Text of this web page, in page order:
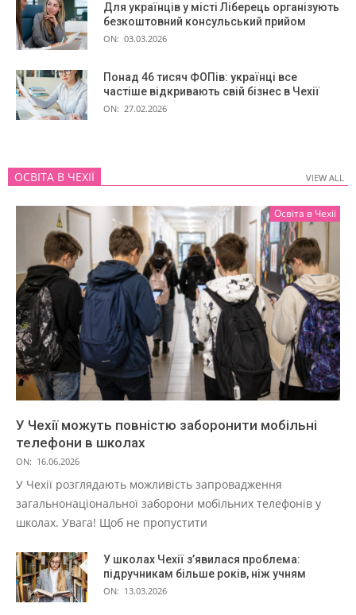
Для українців у місті Ліберець організують
безкоштовний консульський прийом
ON: 03.03.2026
Понад 46 тисяч ФОПів: українці все
частіше відкривають свій бізнес в Чехії
ON: 27.02.2026
ОСВІТА В ЧЕХІЇ VIEW ALL
Освіта в Чехії
У Чехії можуть повністю заборонити мобільні
телефони в школах
ON: 16.06.2026
У Чехії розглядають можливість запровадження
загальнонаціональної заборони мобільних телефонів у
школах. Увага! Щоб не пропустити
У школах Чехії з’явилася проблема:
підручникам більше років, ніж учням
ON: 13.03.2026
VIEW ALL